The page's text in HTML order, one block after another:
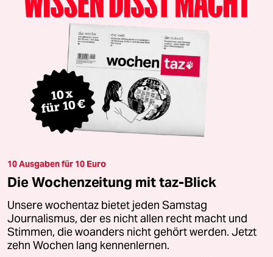
10 Ausgaben für 10 Euro
Die Wochenzeitung mit taz-Blick
Unsere wochentaz bietet jeden Samstag
Journalismus, der es nicht allen recht macht und
Stimmen, die woanders nicht gehört werden. Jetzt
zehn Wochen lang kennenlernen.